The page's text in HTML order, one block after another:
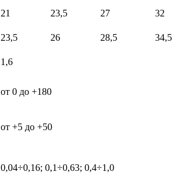
21 23,5 27
32
23,5 26 28,5
34,5
1,6
от 0 до +180
от +5 до +50
0,04÷0,16; 0,1÷0,63; 0,4÷1,0